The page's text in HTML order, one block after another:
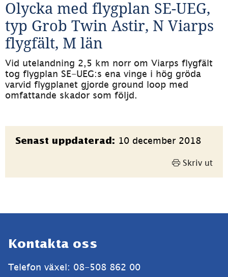
Olycka med flygplan SE-UEG,
typ Grob Twin Astir, N Viarps
flygfält, M län
Vid utelandning 2,5 km norr om Viarps flygfält
tog flygplan SE-UEG:s ena vinge i hög gröda
varvid flygplanet gjorde ground loop med
omfattande skador som följd.
Sidinformation
Senast uppdaterad: 10 december 2018
Skriv ut
Kontakta oss
Telefon växel: 08-508 862 00